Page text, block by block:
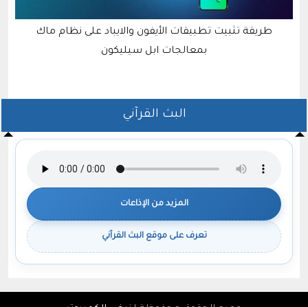
تثبيت تطبيقات الأيفون والايباد على نظام ماك
بمعالجات ابل سيليكون
البث القرآني
المزيد من الإذاعات
تعرف على موقع البث القرآني